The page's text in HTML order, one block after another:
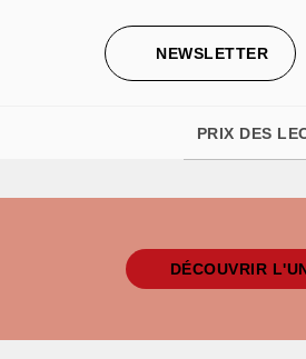
NEWSLETTER
PRIX DES
DÉCOUVRIR